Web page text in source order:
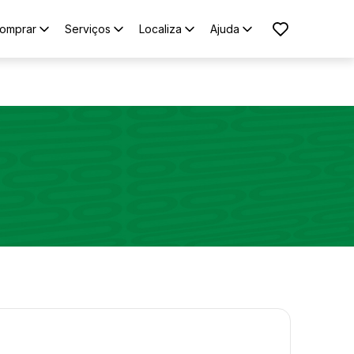
Serviços Localiza Ajuda